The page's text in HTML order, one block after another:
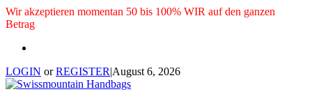
Wir akzeptieren momentan 50 bis 100% WIR auf den ganzen
Betrag
LOGIN orREGISTER|August 6, 2026